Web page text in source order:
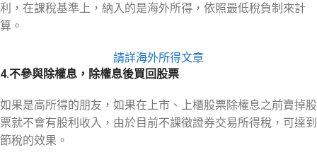
利，在課稅基準上，納入的是海外所得，依照最低稅負制來計
算。
請詳海外所得文章
4.不參與除權息，除權息後買回股票
如果是高所得的朋友，如果在上市、上櫃股票除權息之前賣掉股
票就不會有股利收入，由於目前不課徵證券交易所得稅，可達到
節稅的效果。